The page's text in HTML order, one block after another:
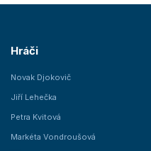
Hráči
Novak Djokovič
Jiří Lehečka
Petra Kvitová
Markéta Vondroušová